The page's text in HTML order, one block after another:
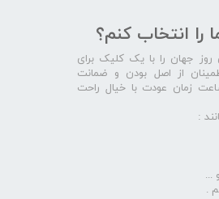
را انتخاب کنم؟
روز جهان را با یک کلیک برای
از اصل بودن و ضمانت
کالا با 48 ساعت زمان عودت با خیال راحت
:
.​​​​​​​